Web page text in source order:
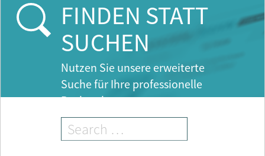
n
FINDEN STATT
SUCHEN
Nutzen Sie unsere erweiterte
Suche für Ihre professionelle
Recherche.